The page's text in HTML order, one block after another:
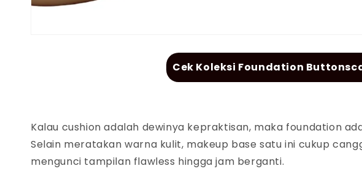
Cek Koleksi Foundation
Kalau cushionadalah dewinya kepraktisan, maka foundation
Selain meratakan warna kulit, makeup basesatu ini cukup
mengunci tampilan flawless hingga jam berganti.